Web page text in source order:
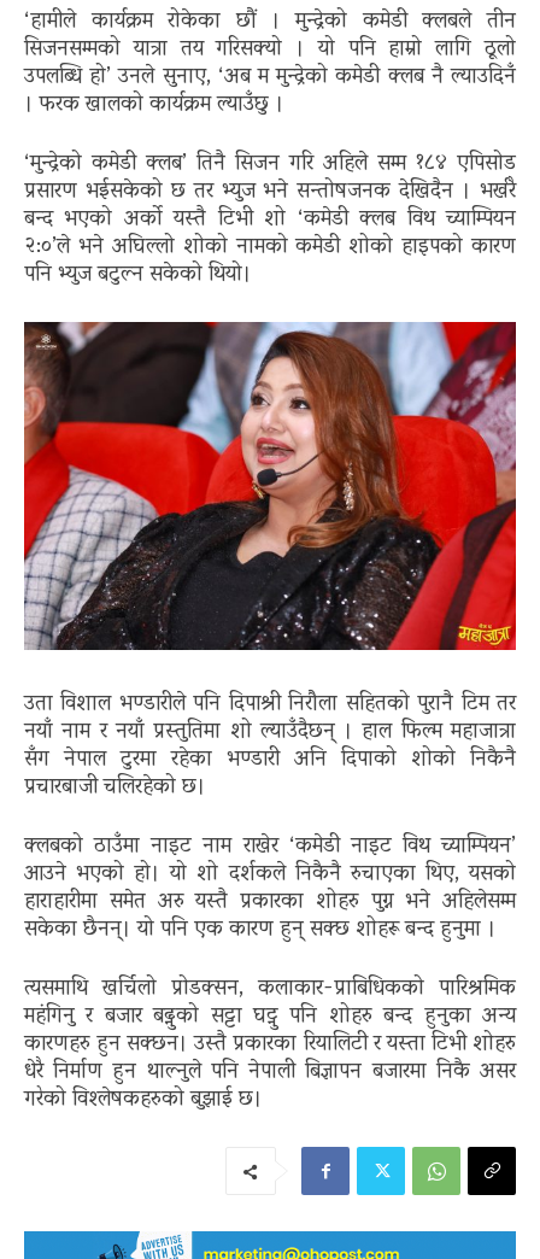
‘हामीले कार्यक्रम रोकेका छौं । मुन्द्रेको कमेडी क्लबले तीन
सिजनसम्मको यात्रा तय गरिसक्यो । यो पनि हाम्रो लागि ठूलो
उपलब्धि हो’ उनले सुनाए, ‘अब म मुन्द्रेको कमेडी क्लब नै ल्याउदिनँ
। फरक खालको कार्यक्रम ल्याउँछु ।
‘मुन्द्रेको कमेडी क्लब’ तिनै सिजन गरि अहिले सम्म १८४ एपिसोड
प्रसारण भईसकेको छ तर भ्युज भने सन्तोषजनक देखिदैन । भर्खरै
बन्द भएको अर्को यस्तै टिभी शो ‘कमेडी क्लब विथ च्याम्पियन
२:०’ले भने अघिल्लो शोको नामको कमेडी शोको हाइपको कारण
पनि भ्युज बटुल्न सकेको थियो।
उता विशाल भण्डारीले पनि दिपाश्री निरौला सहितको पुरानै टिम तर
नयाँ नाम र नयाँ प्रस्तुतिमा शो ल्याउँदैछन् । हाल फिल्म महाजात्रा
सँग नेपाल टुरमा रहेका भण्डारी अनि दिपाको शोको निकैनै
प्रचारबाजी चलिरहेको छ।
क्लबको ठाउँमा नाइट नाम राखेर ‘कमेडी नाइट विथ च्याम्पियन’
आउने भएको हो। यो शो दर्शकले निकैनै रुचाएका थिए, यसको
हाराहारीमा समेत अरु यस्तै प्रकारका शोहरु पुग्न भने अहिलेसम्म
सकेका छैनन्। यो पनि एक कारण हुन् सक्छ शोहरू बन्द हुनुमा ।
त्यसमाथि खर्चिलो प्रोडक्सन, कलाकार-प्राबिधिकको पारिश्रमिक
महंगिनु र बजार बढ्नुको सट्टा घट्नु पनि शोहरु बन्द हुनुका अन्य
कारणहरु हुन सक्छन। उस्तै प्रकारका रियालिटी र यस्ता टिभी शोहरु
धेरै निर्माण हुन थाल्नुले पनि नेपाली बिज्ञापन बजारमा निकै असर
गरेको विश्लेषकहरुको बुझाई छ।